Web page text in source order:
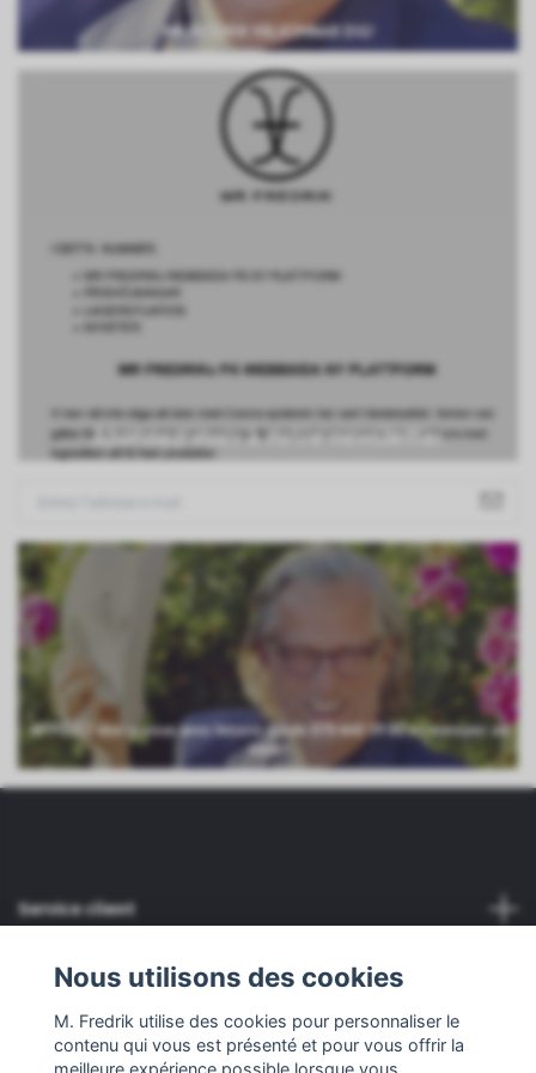
MR FREDRIK VÄLKOMNAR DIG!
Abonnez-vous à notre newsletter
APPELEZ-moi si vous avez besoin d'aide 070 660 59 80 ou envoyez un
email
Service client
En savoir plus
Réseaux sociaux
Nous utilisons des cookies
M. Fredrik utilise des cookies pour personnaliser le
contenu qui vous est présenté et pour vous offrir la
meilleure expérience possible lorsque vous